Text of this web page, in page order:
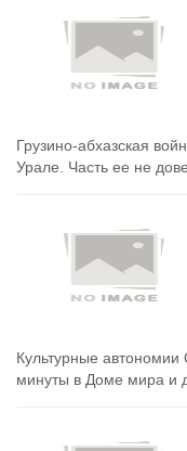
Грузино-абхазская
Урале. Часть ее не
Культурные автономии
минуты в Доме мира и